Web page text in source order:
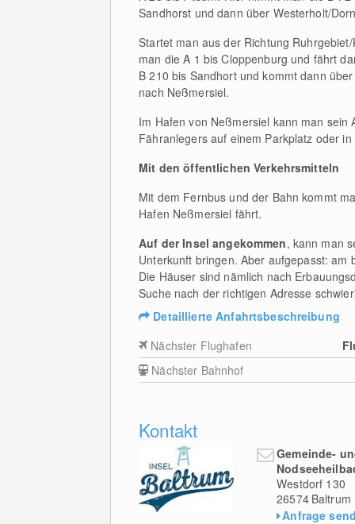
Sandhorst und dann über Westerholt/
Startet man aus der Richtung
man die A 1 bis Cloppenburg und fährt
B 210 bis Sandhort und kommt dann
nach Neßmersiel.
Im Hafen von Neßmersiel kann man sein
Fähranlegers auf einem Parkplatz oder
Mit den öffentlichen Verkehrsmitteln
Mit dem Fernbus und der Bahn kommt
Hafen Neßmersiel fährt.
Auf der Insel angekommen, kann man
Unterkunft bringen. Aber aufgepasst:
Die Häuser sind nämlich nach
Suche nach der richtigen Adresse
Detaillierte Anfahrtsbeschreibung
Nächster Flughafen
Nächster Bahnhof
Kontakt
Gemeinde-
Westdorf 130
26574 Baltrum
Anfrage